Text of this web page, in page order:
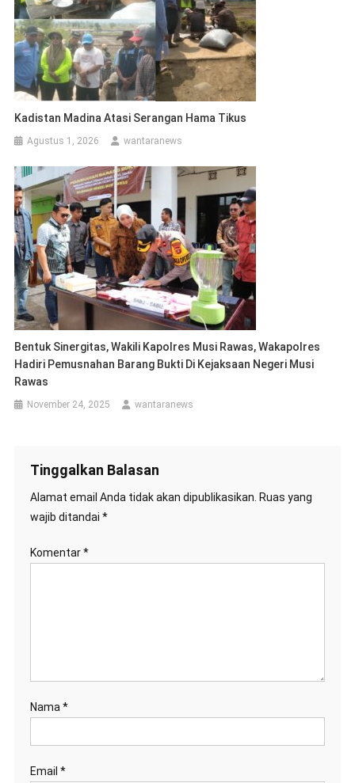
Kadistan Madina Atasi Serangan Hama Tikus
Agustus 1, 2026 wantaranews
Bentuk Sinergitas, Wakili Kapolres Musi Rawas, Wakapolres
Hadiri Pemusnahan Barang Bukti Di Kejaksaan Negeri Musi
Rawas
November 24, 2025 wantaranews
Tinggalkan Balasan
Alamat email Anda tidak akan dipublikasikan. Ruas yang
wajib ditandai *
Komentar*
Nama*
Email *